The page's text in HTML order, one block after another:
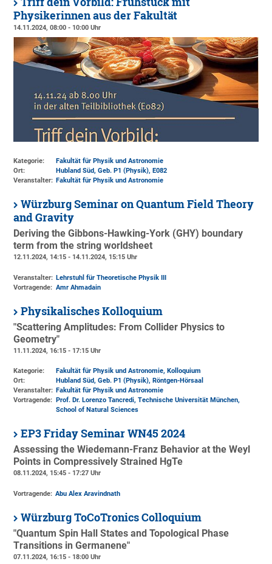
Physikerinnen aus der Fakultät
14.11.2024, 08:00 - 10:00 Uhr
Kategorie:
Fakultät für Physik und Astronomie
Ort:
Hubland Süd, Geb. P1 (Physik), E082
Veranstalter: Fakultät für Physik und Astronomie
Würzburg Seminar on Quantum Field Theory
and Gravity
Deriving the Gibbons-Hawking-York (GHY) boundary
term from the string worldsheet
12.11.2024, 14:15 - 14.11.2024, 15:15 Uhr
Veranstalter: Lehrstuhl für Theoretische Physik III
Vortragende: Amr Ahmadain
Physikalisches Kolloquium
"Scattering Amplitudes: From Collider Physics to
Geometry"
11.11.2024, 16:15 - 17:15 Uhr
Kategorie:
Fakultät für Physik und Astronomie, Kolloquium
Ort:
Hubland Süd, Geb. P1 (Physik), Röntgen-Hörsaal
Veranstalter: Fakultät für Physik und Astronomie
Vortragende:
Prof. Dr. Lorenzo Tancredi, Technische Universität München,
School of Natural Sciences
EP3 Friday Seminar WN45 2024
Assessing the Wiedemann-Franz Behavior at the Weyl
Points in Compressively Strained HgTe
08.11.2024, 15:45 - 17:27 Uhr
Vortragende: Abu Alex Aravindnath
Würzburg ToCoTronics Colloquium
"Quantum Spin Hall States and Topological Phase
Transitions in Germanene"
07.11.2024, 16:15 - 18:00 Uhr